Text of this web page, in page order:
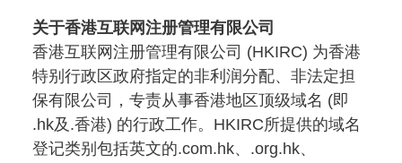
关于香港互联网注册管理有限公司
香港互联网注册管理有限公司 (HKIRC) 为香港
特别行政区政府指定的非利润分配、非法定担
保有限公司，专责从事香港地区顶级域名 (即
.hk及.香港) 的行政工作。HKIRC所提供的域名
登记类别包括英文的.com.hk、.org.hk、